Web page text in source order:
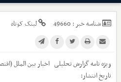
شناسه خبر : 49660 لینک کوتاه
ویژه نامه گزارش تحلیلی اخباربین الملل
تاریخ انتشار: